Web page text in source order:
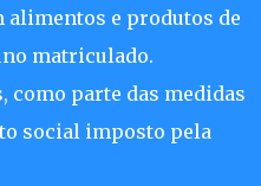
alimentos e produtos de
matriculado.
como parte das medidas
social imposto pela